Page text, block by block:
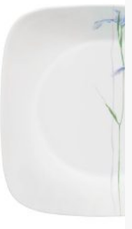
-20%